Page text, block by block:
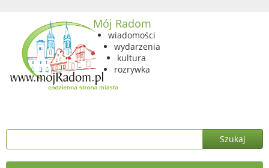
Mój Radom
wiadomości
wydarzenia
kultura
rozrywka